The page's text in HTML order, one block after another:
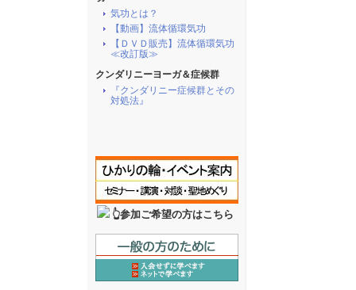
気功とは？
【動画】流体循環気功
【ＤＶＤ販売】流体循環気功
≪改訂版≫
クンダリニーヨーガ＆症候群
『クンダリニー症候群とその
対処法』
👆参加ご希望の方はこちら